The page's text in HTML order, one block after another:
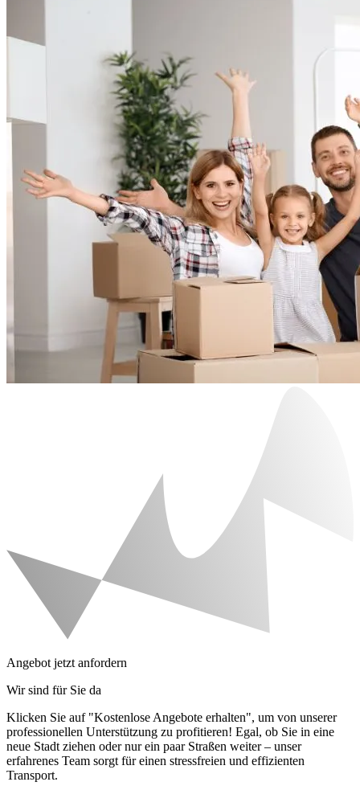
Angebot jetzt anfordern
Wir sind für Sie da
Klicken Sie auf "Kostenlose Angebote erhalten", um von unserer
professionellen Unterstützung zu profitieren! Egal, ob Sie in eine
neue Stadt ziehen oder nur ein paar Straßen weiter – unser
erfahrenes Team sorgt für einen stressfreien und effizienten
Transport.